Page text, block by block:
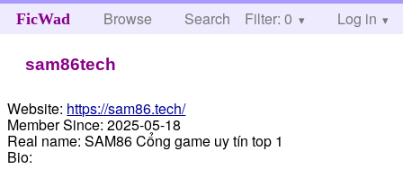
FicWad Browse Search Help
Filter: 0 Log in
sam86tech
Website: https://sam86.tech/
Member Since: 2025-05-18
Real name: SAM86 Cổng game uy tín top 1
Bio: